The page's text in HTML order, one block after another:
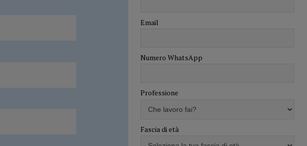
Email
Numero WhatsApp
Professione
Fascia di età